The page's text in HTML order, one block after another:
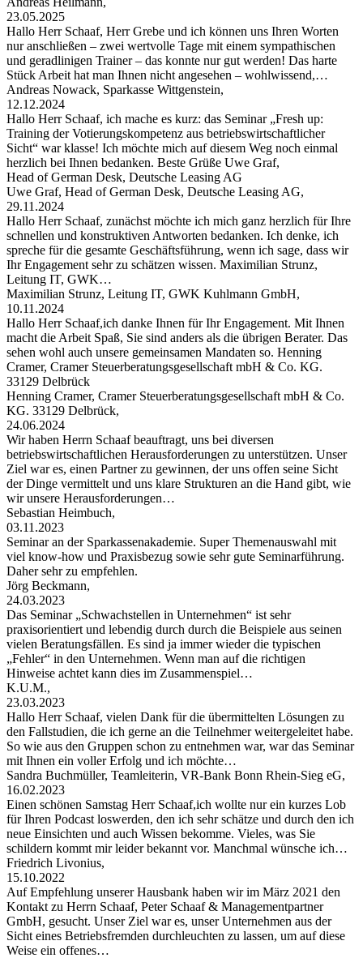
23.05.2025
Hallo Herr Schaaf, Herr Grebe und ich können uns Ihren Worten
nur anschließen – zwei wertvolle Tage mit einem sympathischen
und geradlinigen Trainer – das konnte nur gut werden! Das harte
Stück Arbeit hat man Ihnen nicht angesehen – wohlwissend,…
Andreas Nowack, Sparkasse Wittgenstein,
12.12.2024
Hallo Herr Schaaf, ich mache es kurz: das Seminar „Fresh up:
Training der Votierungskompetenz aus betriebswirtschaftlicher
Sicht“ war klasse! Ich möchte mich auf diesem Weg noch einmal
herzlich bei Ihnen bedanken. Beste Grüße Uwe Graf,
Head of German Desk, Deutsche Leasing AG
Uwe Graf, Head of German Desk, Deutsche Leasing AG,
29.11.2024
Hallo Herr Schaaf, zunächst möchte ich mich ganz herzlich für Ihre
schnellen und konstruktiven Antworten bedanken. Ich denke, ich
spreche für die gesamte Geschäftsführung, wenn ich sage, dass wir
Ihr Engagement sehr zu schätzen wissen. Maximilian Strunz,
Leitung IT, GWK…
Maximilian Strunz, Leitung IT, GWK Kuhlmann GmbH,
10.11.2024
Hallo Herr Schaaf,ich danke Ihnen für Ihr Engagement. Mit Ihnen
macht die Arbeit Spaß, Sie sind anders als die übrigen Berater. Das
sehen wohl auch unsere gemeinsamen Mandaten so. Henning
Cramer, Cramer Steuerberatungsgesellschaft mbH & Co. KG.
33129 Delbrück
Henning Cramer, Cramer Steuerberatungsgesellschaft mbH & Co.
KG. 33129 Delbrück,
24.06.2024
Wir haben Herrn Schaaf beauftragt, uns bei diversen
betriebswirtschaftlichen Herausforderungen zu unterstützen. Unser
Ziel war es, einen Partner zu gewinnen, der uns offen seine Sicht
der Dinge vermittelt und uns klare Strukturen an die Hand gibt, wie
wir unsere Herausforderungen…
Sebastian Heimbuch,
03.11.2023
Seminar an der Sparkassenakademie. Super Themenauswahl mit
viel know-how und Praxisbezug sowie sehr gute Seminarführung.
Daher sehr zu empfehlen.
Jörg Beckmann,
24.03.2023
Das Seminar „Schwachstellen in Unternehmen“ ist sehr
praxisorientiert und lebendig durch durch die Beispiele aus seinen
vielen Beratungsfällen. Es sind ja immer wieder die typischen
„Fehler“ in den Unternehmen. Wenn man auf die richtigen
Hinweise achtet kann dies im Zusammenspiel…
K.U.M.,
23.03.2023
Hallo Herr Schaaf, vielen Dank für die übermittelten Lösungen zu
den Fallstudien, die ich gerne an die Teilnehmer weitergeleitet habe.
So wie aus den Gruppen schon zu entnehmen war, war das Seminar
mit Ihnen ein voller Erfolg und ich möchte…
Sandra Buchmüller, Teamleiterin, VR-Bank Bonn Rhein-Sieg eG,
16.02.2023
Einen schönen Samstag Herr Schaaf,ich wollte nur ein kurzes Lob
für Ihren Podcast loswerden, den ich sehr schätze und durch den ich
neue Einsichten und auch Wissen bekomme. Vieles, was Sie
schildern kommt mir leider bekannt vor. Manchmal wünsche ich…
Friedrich Livonius,
15.10.2022
Auf Empfehlung unserer Hausbank haben wir im März 2021 den
Kontakt zu Herrn Schaaf, Peter Schaaf & Managementpartner
GmbH, gesucht. Unser Ziel war es, unser Unternehmen aus der
Sicht eines Betriebsfremden durchleuchten zu lassen, um auf diese
Weise ein offenes…